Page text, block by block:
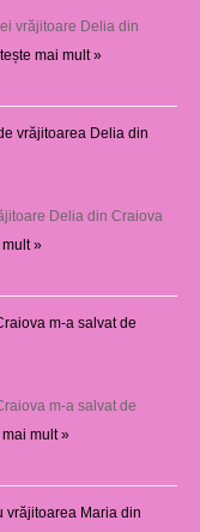
vrăjitoare Delia din
mai mult »
vrăjitoarea Delia din
Delia din Craiova
»
m-a salvat de
m-a salvat de
mult »
vrăjitoarea Maria din